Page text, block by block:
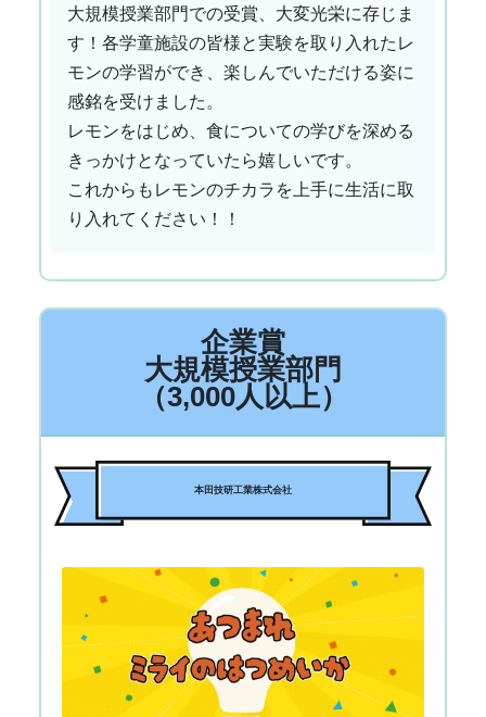
大規模授業部門での受賞、大変光栄に存じま
す！各学童施設の皆様と実験を取り入れたレ
モンの学習ができ、楽しんでいただける姿に
感銘を受けました。
レモンをはじめ、食についての学びを深める
きっかけとなっていたら嬉しいです。
これからもレモンのチカラを上手に生活に取
り入れてください！！
企業賞
大規模授業部門
（3,000人以上）
本田技研工業株式会社